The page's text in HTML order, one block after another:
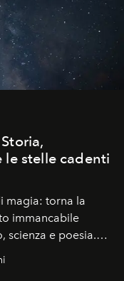
le stelle cadenti
magia: torna la
immancabile
scienza e poesia.
verso la volta